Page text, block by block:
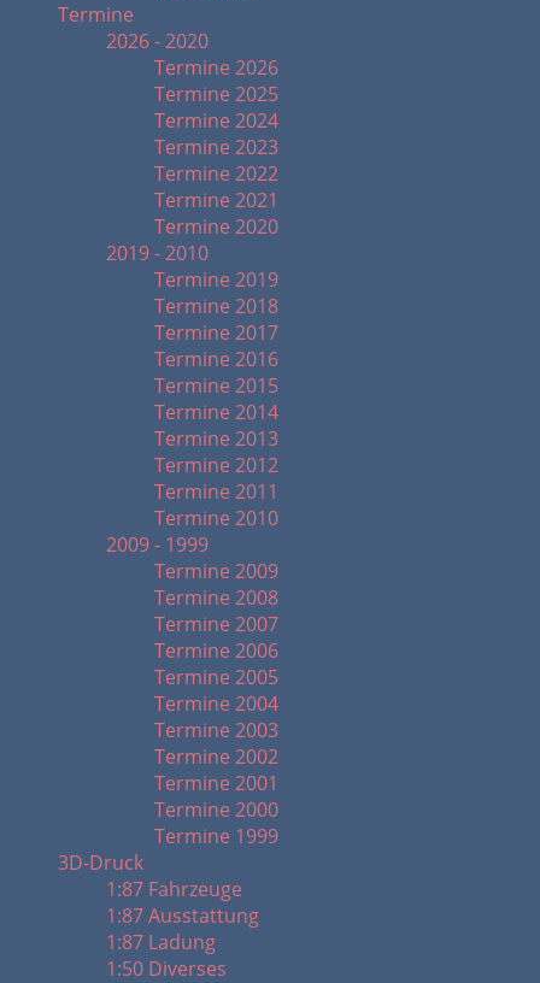
Termine
2026 - 2020
Termine 2026
Termine 2025
Termine 2024
Termine 2023
Termine 2022
Termine 2021
Termine 2020
2019 - 2010
Termine 2019
Termine 2018
Termine 2017
Termine 2016
Termine 2015
Termine 2014
Termine 2013
Termine 2012
Termine 2011
Termine 2010
2009 - 1999
Termine 2009
Termine 2008
Termine 2007
Termine 2006
Termine 2005
Termine 2004
Termine 2003
Termine 2002
Termine 2001
Termine 2000
Termine 1999
3D-Druck
1:87 Fahrzeuge
1:87 Ausstattung
1:87 Ladung
1:50 Diverses